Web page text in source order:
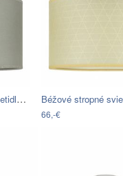
Khaki zelené stropné svietidlo Sotto…
66,-€